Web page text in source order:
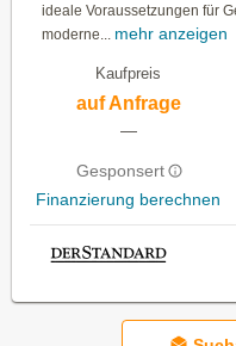
ideale Voraussetzungen für
moderne...
mehr anzeigen
Kaufpreis
auf Anfrage
—
Gesponsert
Finanzierung berechnen